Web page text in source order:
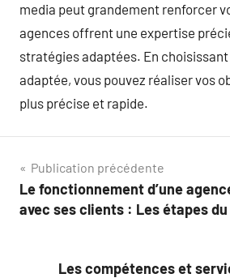
media peut grandement renforcer
agences offrent une expertise
stratégies adaptées. En
adaptée, vous pouvez réaliser vos
plus précise et rapide.
Navigation
de
Publication précédente
Le fonctionnement d’une
avec ses clients : Les étapes
Les compétences et